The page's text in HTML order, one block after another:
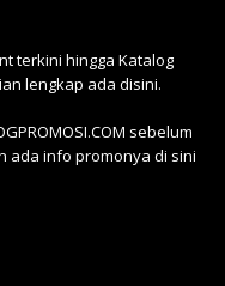
terkini hingga Katalog
lengkap ada disini.
sebelum
ada info promonya di sini